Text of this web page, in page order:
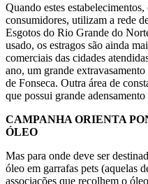
Quando estes
consumidores, utilizam a rede
Esgotos do Rio Grande do
usado, os estragos são ainda
comerciais das cidades
ano, um grande
de Fonseca. Outra área de
que possui grande
CAMPANHA ORIENTA
ÓLEO
Mas para onde deve ser
óleo em garrafas pets (aquelas
associações que recolhem o